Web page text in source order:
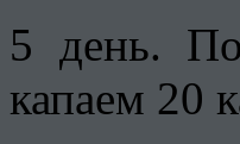
5 день.
капаем 20